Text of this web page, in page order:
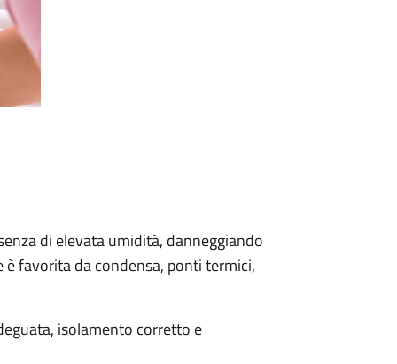
di elevata umidità, danneggiando
favorita da condensa, ponti termici,
isolamento corretto e